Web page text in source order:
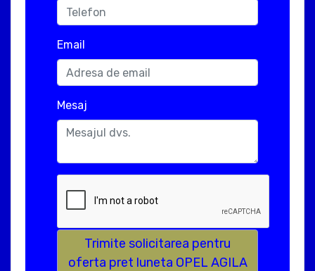
Email
Mesaj
Trimite solicitarea pentru
oferta pret luneta OPEL AGILA